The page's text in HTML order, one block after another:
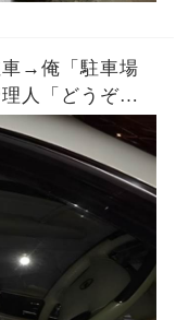
車→俺「駐車場
人「どうぞ」